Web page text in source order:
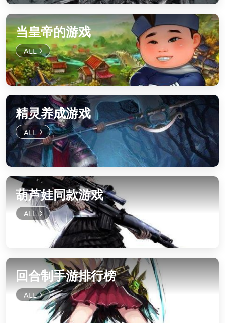
当皇帝的游戏
精灵养成游戏
葫芦娃同款游戏
回合制手游排行榜